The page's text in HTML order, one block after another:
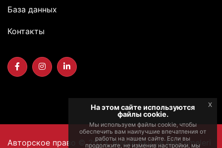
База данных
Контакты
Авторское право © 2023, Bülbül Akü ve Malzemeleri
На этом сайте используются
файлы cookie.
Мы используем файлы cookie, чтобы
обеспечить вам наилучшие впечатления от
работы на нашем сайте. Если вы
продолжите, не изменив настройки, мы
x